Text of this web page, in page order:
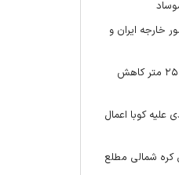
خارجه ایران و
دید افقی در زابل به ۲۵۰۰ متر کاهش
علیه کوبا اعمال
کره شمالی مطلع